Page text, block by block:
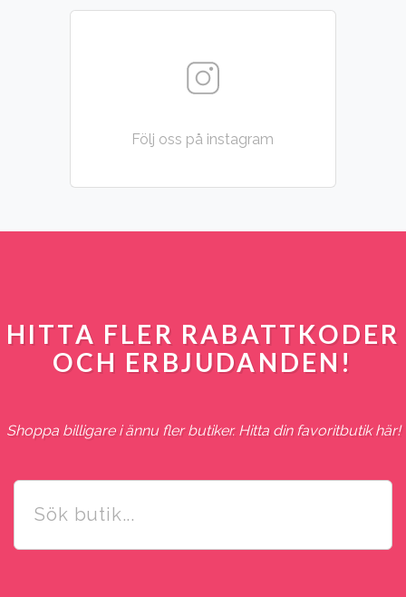
Följ oss på instagram
HITTA FLER RABATTKODER
OCH ERBJUDANDEN!
Shoppa billigare i ännu fler butiker. Hitta din favoritbutik här!